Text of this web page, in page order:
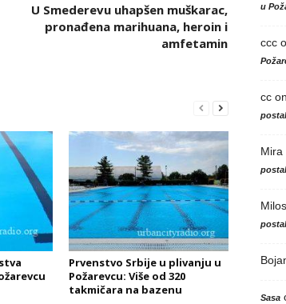
U Smederevu uhapšen muškarac,
pronađena marihuana, heroin i
amfetamin
Prvenstvo Srbije u plivanju u
Požarevcu: Više od 320
takmičara na bazenu
u
ccc
ccon
Mira
Milos
Sasa